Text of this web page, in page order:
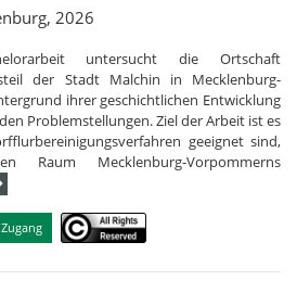
2026
untersucht die Ortschaft
der Stadt Malchin in Mecklenburg-
ihrer geschichtlichen Entwicklung
Problemstellungen. Ziel der Arbeit ist es
geeignet sind,
Raum Mecklenburg-Vorpommerns
Zugang